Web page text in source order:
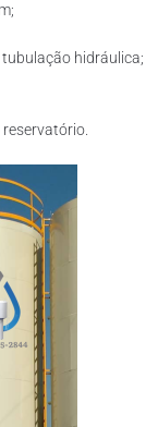
hidráulica;